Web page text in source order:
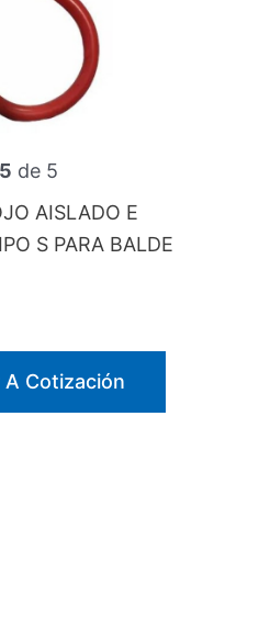
5 de 5
AISLADO E
S PARA BALDE
Cotización